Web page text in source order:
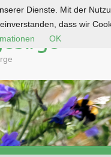
Dienste. Mit der
dass wir
OK